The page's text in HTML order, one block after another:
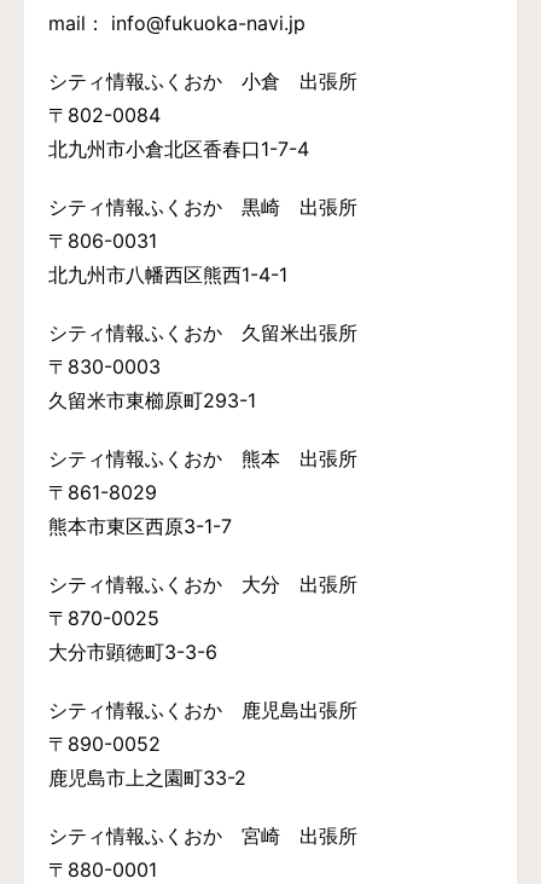
mail： info@fukuoka-navi.jp
シティ情報ふくおか 小倉 出張所
〒802-0084
北九州市小倉北区香春口1-7-4
シティ情報ふくおか 黒崎 出張所
〒806-0031
北九州市八幡西区熊西1-4-1
シティ情報ふくおか 久留米出張所
〒830-0003
久留米市東櫛原町293-1
シティ情報ふくおか 熊本 出張所
〒861-8029
熊本市東区西原3-1-7
シティ情報ふくおか 大分 出張所
〒870-0025
大分市顕徳町3-3-6
シティ情報ふくおか 鹿児島出張所
〒890-0052
鹿児島市上之園町33-2
シティ情報ふくおか 宮崎 出張所
〒880-0001